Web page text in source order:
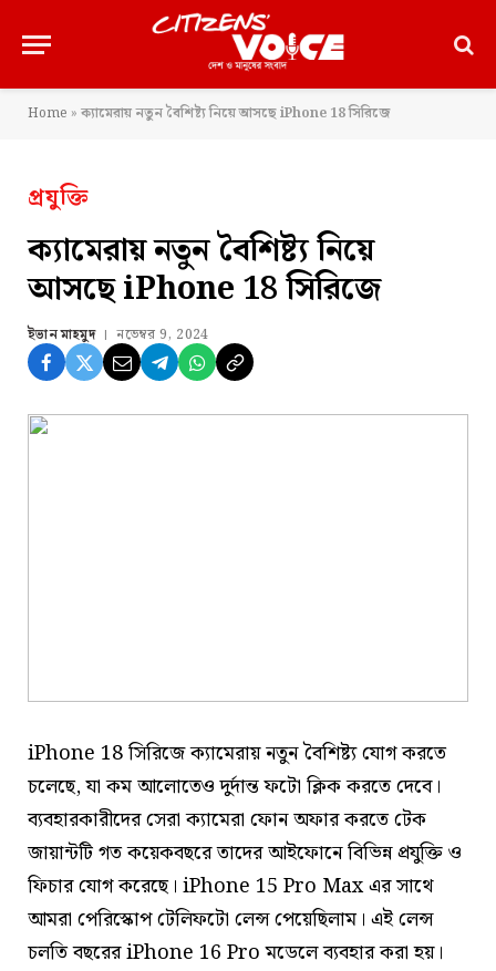
Home » ক্যামেরায় নতুন বৈশিষ্ট্য নিয়ে আসছে iPhone 18 সিরিজে
প্রযুক্তি
ক্যামেরায় নতুন বৈশিষ্ট্য নিয়ে
আসছে iPhone 18 সিরিজে
ইভান মাহমুদ নভেম্বর 9, 2024
iPhone 18 সিরিজে ক্যামেরায় নতুন বৈশিষ্ট্য যোগ করতে
চলেছে, যা কম আলোতেও দুর্দান্ত ফটো ক্লিক করতে দেবে।
ব্যবহারকারীদের সেরা ক্যামেরা ফোন অফার করতে টেক
জায়ান্টটি গত কয়েকবছরে তাদের আইফোনে বিভিন্ন প্রযুক্তি ও
ফিচার যোগ করেছে। iPhone 15 Pro Max এর সাথে
আমরা পেরিস্কোপ টেলিফটো লেন্স পেয়েছিলাম। এই লেন্স
চলতি বছরের iPhone 16 Pro মডেলে ব্যবহার করা হয়।